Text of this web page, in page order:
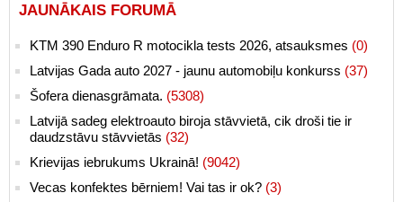
JAUNĀKAIS FORUMĀ
KTM 390 Enduro R motocikla tests 2026, atsauksmes (0)
Latvijas Gada auto 2027 - jaunu automobiļu konkurss (37)
Šofera dienasgrāmata. (5308)
Latvijā sadeg elektroauto biroja stāvvietā, cik droši tie ir
daudzstāvu stāvvietās (32)
Krievijas iebrukums Ukrainā! (9042)
Vecas konfektes bērniem! Vai tas ir ok? (3)